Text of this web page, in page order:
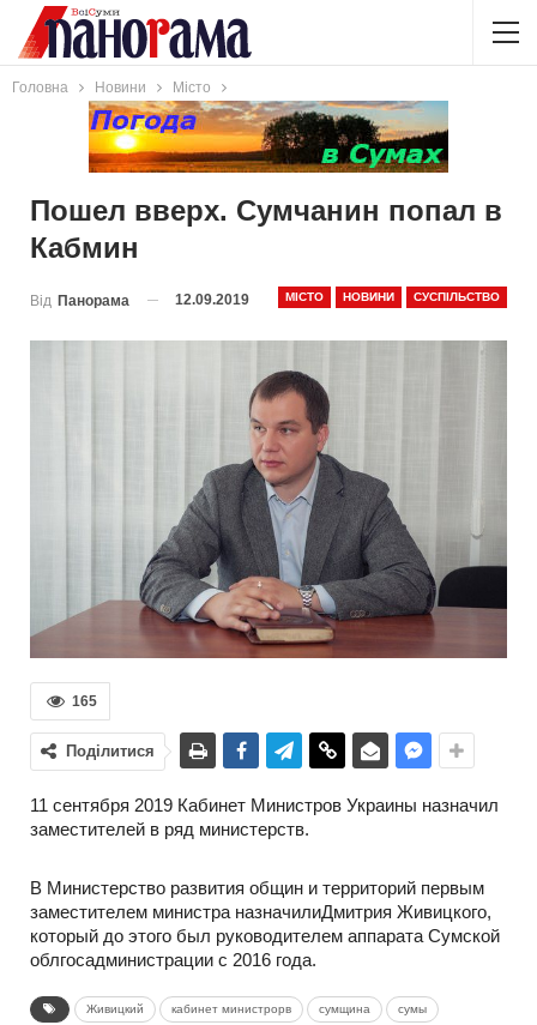
Головна Новини Місто
Пошел вверх. Сумчанин попал в
Кабмин
МІСТО НОВИНИ СУСПІЛЬСТВО
Від Панорама 12.09.2019
165
Поділитися
11 сентября 2019 Кабинет Министров Украины назначил
заместителей в ряд министерств.
В Министерство развития общин и территорий первым
заместителем министра назначилиДмитрия Живицкого,
который до этого был руководителем аппарата Сумской
облгосадминистрации с 2016 года.
Живицкий кабинет министрорв сумщина сумы